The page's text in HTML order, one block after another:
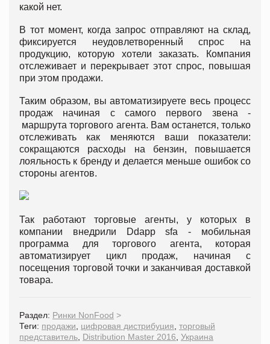
какой нет.
В тот момент, когда запрос отправляют на склад,
фиксируется неудовлетворенный спрос на
продукцию, которую хотели заказать. Компания
отслеживает и перекрывает этот спрос, повышая
при этом продажи.
Таким образом, вы автоматизируете весь процесс
продаж начиная с самого первого звена -
маршрута торгового агента. Вам останется, только
отслеживать как меняются ваши показатели:
сокращаются расходы на бензин, повышается
лояльность к бренду и делается меньше ошибок со
стороны агентов.
Так работают торговые агенты, у которых в
компании внедрили Ddapp sfa - мобильная
программа для торгового агента, которая
автоматизирует цикл продаж, начиная с
посещения торговой точки и заканчивая доставкой
товара.
Раздел: Ринки NonFood >
Теги: продажи, цифровая дистрибуция, торговый
представитель, Distribution Master 2016, Украина